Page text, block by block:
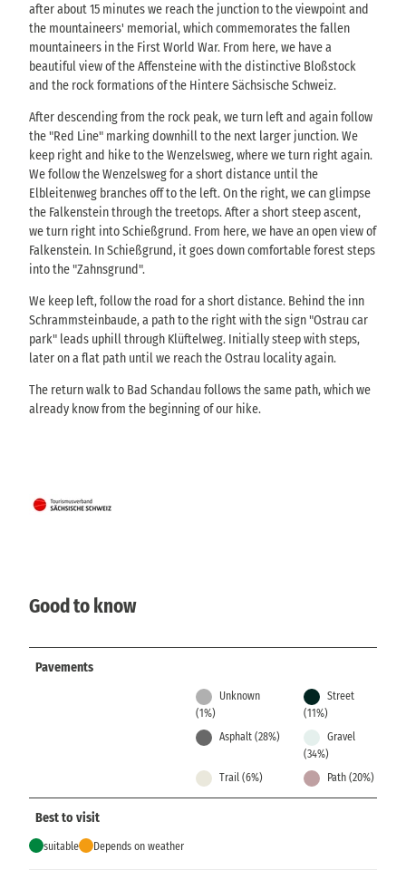
after about 15 minutes we reach the junction to the viewpoint and
the mountaineers' memorial, which commemorates the fallen
mountaineers in the First World War. From here, we have a
beautiful view of the Affensteine with the distinctive Bloßstock
and the rock formations of the Hintere Sächsische Schweiz.
After descending from the rock peak, we turn left and again follow
the "Red Line" marking downhill to the next larger junction. We
keep right and hike to the Wenzelsweg, where we turn right again.
We follow the Wenzelsweg for a short distance until the
Elbleitenweg branches off to the left. On the right, we can glimpse
the Falkenstein through the treetops. After a short steep ascent,
we turn right into Schießgrund. From here, we have an open view of
Falkenstein. In Schießgrund, it goes down comfortable forest steps
into the "Zahnsgrund".
We keep left, follow the road for a short distance. Behind the inn
Schrammsteinbaude, a path to the right with the sign "Ostrau car
park" leads uphill through Klüftelweg. Initially steep with steps,
later on a flat path until we reach the Ostrau locality again.
The return walk to Bad Schandau follows the same path, which we
already know from the beginning of our hike.
Good to know
Pavements
Unknown
(1%)
Street
(11%)
Asphalt (28%)
Gravel
(34%)
Trail (6%)
Path (20%)
Best to visit
suitable Depends on weather